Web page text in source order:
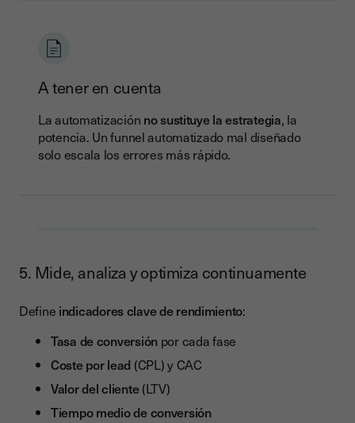
A tener en cuenta
La automatización no sustituye la estrategia, la
potencia. Un funnel automatizado mal diseñado
solo escala los errores más rápido.
5. Mide, analiza y optimiza continuamente
Define indicadores clave de rendimiento:
Tasa de conversiónpor cada fase
Coste por lead (CPL) y CAC
Valor del cliente(LTV)
Tiempo medio de conversión